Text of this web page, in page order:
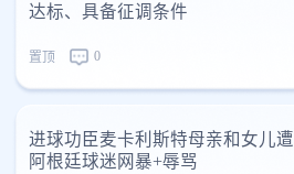
达标、具备征调条件
置顶 0
进球功臣麦卡利斯特母亲和女儿遭
阿根廷球迷网暴+辱骂